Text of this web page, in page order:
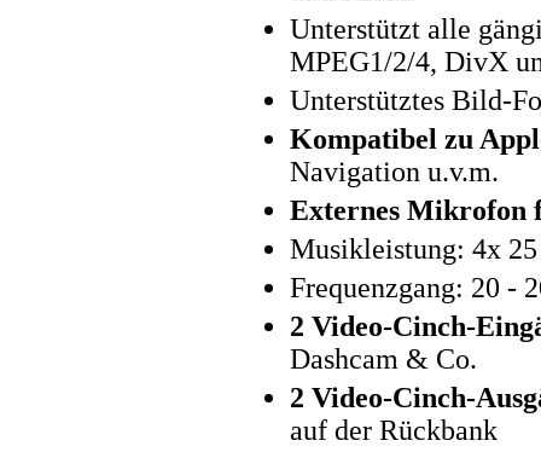
Unterstützt alle
MPEG1/2/4, DivX
Unterstütztes Bild-
Kompatibel zu
Navigation u.v.m.
Externes Mikrofon
Musikleistung: 4x
Frequenzgang: 20 -
2 Video-Cinch-
Dashcam & Co.
2 Video-Cinch-
auf der Rückbank